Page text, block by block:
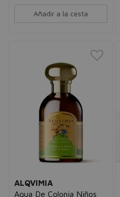
Añadir a la cesta
ALQVIMIA
Agua De Colonia Niños